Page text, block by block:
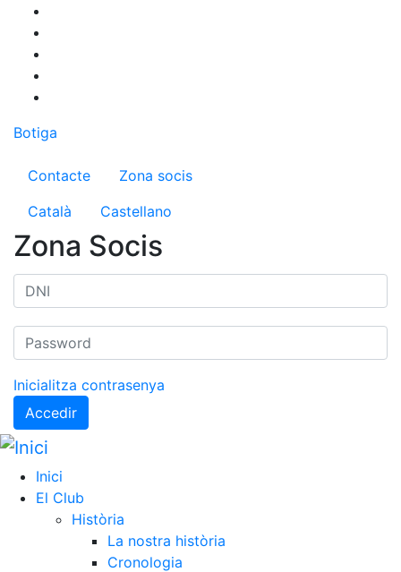
contingut
Botiga
Menú del compte d'usuari
Contacte
Zona socis
Català
Castellano
Zona Socis
Inicialitza contrasenya
Accedir
Inici
El Club
Història
La nostra història
Cronologia